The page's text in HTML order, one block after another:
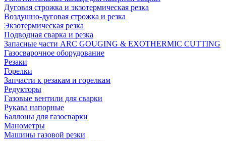
Дуговая строжка и экзотермическая резка
Воздушно-дуговая строжка и резка
Экзотермическая резка
Подводная сварка и резка
Запасные части ARC GOUGING & EXOTHERMIC CUTTING
Газосварочное оборудование
Резаки
Горелки
Запчасти к резакам и горелкам
Редукторы
Газовые вентили для сварки
Рукава напорные
Баллоны для газосварки
Манометры
Машины газовой резки